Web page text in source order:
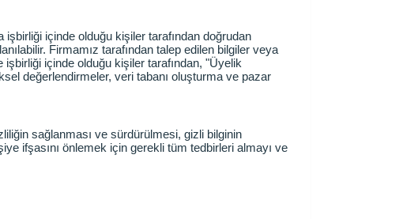
içinde olduğu kişiler tarafından doğrudan
Firmamız tarafından talep edilen bilgiler veya
işbirliği içinde olduğu kişiler tarafından, "Üyelik
değerlendirmeler, veri tabanı oluşturma ve pazar
sağlanması ve sürdürülmesi, gizli bilginin
ifşasını önlemek için gerekli tüm tedbirleri almayı ve